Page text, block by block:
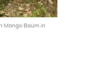
Mango Baum in